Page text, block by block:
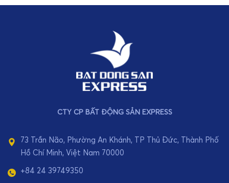
CTY CP BẤT ĐỘNG SẢN EXPRESS
73 Trần Não, Phường An Khánh, TP Thủ Đức, Thành Phố
Hồ Chí Minh, Việt Nam 70000
+84 24 39749350